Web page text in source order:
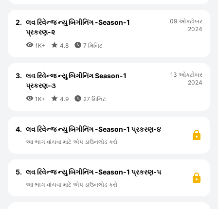
2. લવ રિવેન્જ ન્યુ બિગીનિંગ -Season-1
પ્રકરણ-૨
 1K+  4.8  7 મિનિટ
09 ઓકટોબર
2024
3. લવ રિવેન્જ ન્યુ બિગીનિંગ Season-1
પ્રકરણ-૩
 1K+  4.9  27 મિનિટ
13 ઓકટોબર
2024
4. લવ રિવેન્જ ન્યુ બિગીનિંગ -Season-1 પ્રકરણ-૪
આ ભાગ વાંચવા માટે એપ ડાઉનલોડ કરો
5. લવ રિવેન્જ ન્યુ બિગીનિંગ -Season-1 પ્રકરણ-૫
આ ભાગ વાંચવા માટે એપ ડાઉનલોડ કરો